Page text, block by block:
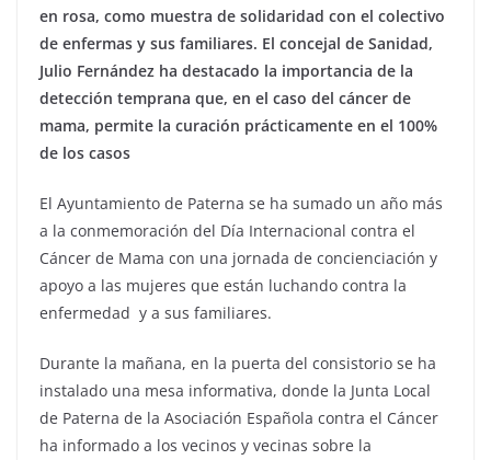
en rosa, como muestra de solidaridad con el colectivo
de enfermas y sus familiares. El concejal de Sanidad,
Julio Fernández ha destacado la importancia de la
detección temprana que, en el caso del cáncer de
mama, permite la curación prácticamente en el 100%
de los casos
El Ayuntamiento de Paterna se ha sumado un año más
a la conmemoración del Día Internacional contra el
Cáncer de Mama con una jornada de concienciación y
apoyo a las mujeres que están luchando contra la
enfermedad y a sus familiares.
Durante la mañana, en la puerta del consistorio se ha
instalado una mesa informativa, donde la Junta Local
de Paterna de la Asociación Española contra el Cáncer
ha informado a los vecinos y vecinas sobre la